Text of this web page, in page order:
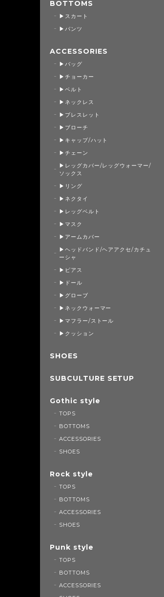
BOTTOMS
▶スカート
▶パンツ
ACCESSORIES
▶バッグ
▶チョーカー
▶ベルト
▶ネックレス
▶ブレスレット
▶ブローチ
▶キャップ/ハット
▶チェーン
▶レッグカバー/レッグウォーマー/
ソックス
▶リング
▶ネクタイ
▶レッグベルト
▶マスク
▶アームカバー
▶ヘッドバンド/ヘアアクセ/カチュ
ーシャ
▶ピアス
▶ドール
▶グローブ
▶ネックウォーマー
▶マフラー/ストール
▶クッション
SHOES
SUBCULTURE SETUP
Gothic style
TOPS
BOTTOMS
ACCESSORIES
SHOES
Rock style
TOPS
BOTTOMS
ACCESSORIES
SHOES
Punk style
TOPS
BOTTOMS
ACCESSORIES